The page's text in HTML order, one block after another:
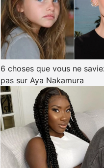
6 choses que vous ne
pas sur Aya Nakamura